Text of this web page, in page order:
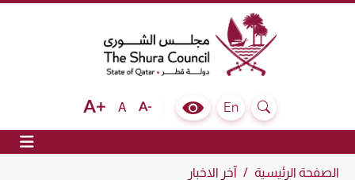
The Shura Council State of Qatar
Search
En
Colour Contrast Selector
Text size bigger
AText size normal
Text size smaller
الصفحة الرئيسية
آخر الاخبار